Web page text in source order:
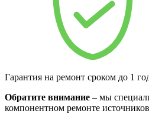
Гарантия на ремонт сроком до 1
Обратите внимание – мы
компонентном ремонте